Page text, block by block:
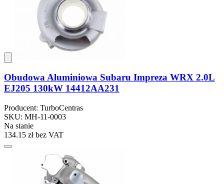
Obudowa Aluminiowa Subaru Impreza WRX 2.0L
EJ205 130kW 14412AA231
Producent: TurboCentras
SKU: MH-11-0003
Na stanie
134.15 złbez VAT